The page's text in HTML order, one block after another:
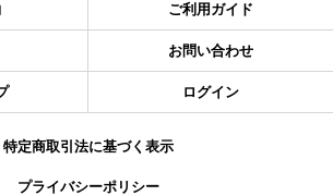
ご利用ガイド
お問い合わせ
ログイン
特定商取引法に基づく表示
プライバシーポリシー